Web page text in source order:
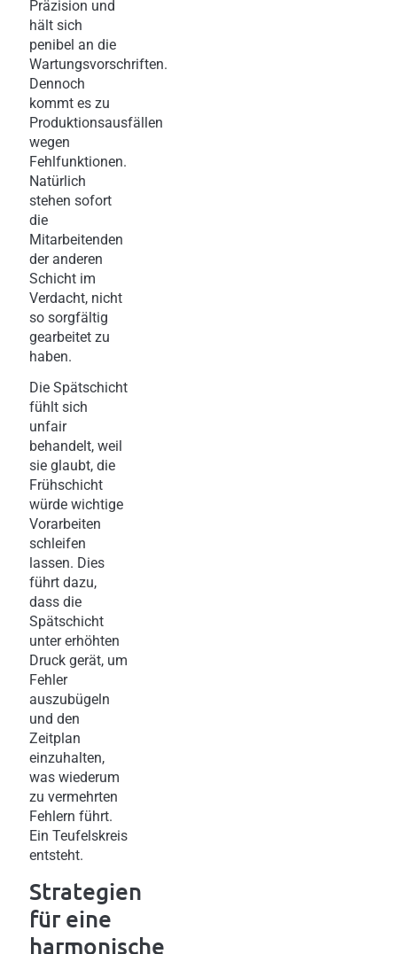
Präzision und
hält sich
penibel an die
Wartungsvorschriften.
Dennoch
kommt es zu
Produktionsausfällen
wegen
Fehlfunktionen.
Natürlich
stehen sofort
die
Mitarbeitenden
der anderen
Schicht im
Verdacht, nicht
so sorgfältig
gearbeitet zu
haben.
Die Spätschicht
fühlt sich
unfair
behandelt, weil
sie glaubt, die
Frühschicht
würde wichtige
Vorarbeiten
schleifen
lassen. Dies
führt dazu,
dass die
Spätschicht
unter erhöhten
Druck gerät, um
Fehler
auszubügeln
und den
Zeitplan
einzuhalten,
was wiederum
zu vermehrten
Fehlern führt.
Ein Teufelskreis
entsteht.
Strategien
für eine
harmonische